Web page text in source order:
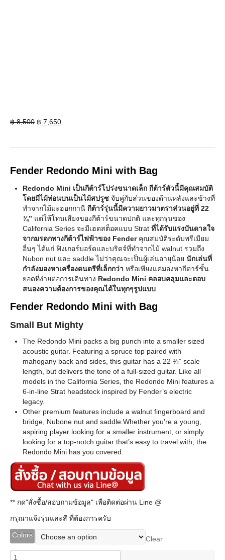
฿8,500 Original
฿ 7,650Current
Fender Redondo Mini with Bag
Redondo Mini เป็นกีต้าร์โปร่งขนาดเล็ก กีต้าร์ตัวนี้มีคุณสมบัติ
โดยมีไม้ท่อนบนเป็นไม้สปรูซ จับคู่กับส่วนของด้านหลังและข้างที่
ทำจากไม้มะฮอกกานี กีต้าร์รุ่นนี้มีความยาวมาตราส่วนอยู่ที่ 22
¾” แต่ให้โทนเสียงของกีต้าร์ขนาดปกติ และทุกรุ่นของ
California Series จะมีเฮดสต็อคแบบ Strat ที่ได้รับแรงบันดาลใจ
จากมรดกทางกีต้าร์ไฟฟ้าของ Fenderคุณสมบัติระดับพรีเมียม
อื่นๆ ได้แก่ ฟิงเกอร์บอร์ดและบริดจ์ที่ทำจากไม้ walnut รวมถึง
Nubon nut และ saddle ไม่ว่าคุณจะเป็นผู้เล่นอายุน้อย นักเล่นที่
กำลังมองหาเครื่องดนตรีที่เล็กกว่า หรือเพียงแค่มองหากีตาร์ชั้น
ยอดที่ง่ายต่อการเดินทาง Redondo Mini คลอบคลุมและตอบ
สนองความต้องการของคุณได้ในทุกๆรูปแบบ
Fender Redondo Mini with Bag
Small But Mighty
The Redondo Mini packs a big punch into a smaller sized
acoustic guitar. Featuring a spruce top paired with
mahogany back and sides, this guitar has a 22 ¾” scale
length, but delivers the tone of a full-sized guitar. Like all
models in the California Series, the Redondo Mini features a
6-in-line Strat headstock inspired by Fender’s electric
legacy.
Other premium features include a walnut fingerboard and
bridge, Nubone nut and saddle.Whether you’re a young,
aspiring player looking for a smaller instrument, or simply
looking for a top-notch guitar that’s easy to travel with, the
Redondo Mini has you covered.
** กด"สั่งซื้อ/สอบถามข้อมูล" เพื่อติดต่อผ่าน Line @
กรุณาแจ้งรุ่นและสี ที่ต้องการครับ
Colors
Clear
Fender